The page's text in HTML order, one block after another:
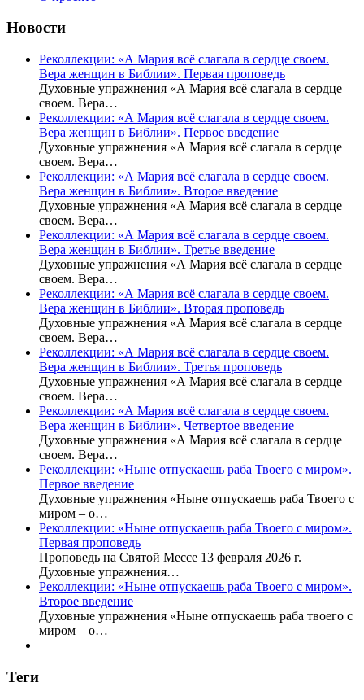
Новости
Реколлекции: «А Мария всё слагала в сердце своем.
Вера женщин в Библии». Первая проповедь
Духовные упражнения «А Мария всё слагала в сердце
своем. Вера…
Реколлекции: «А Мария всё слагала в сердце своем.
Вера женщин в Библии». Первое введение
Духовные упражнения «А Мария всё слагала в сердце
своем. Вера…
Реколлекции: «А Мария всё слагала в сердце своем.
Вера женщин в Библии». Второе введение
Духовные упражнения «А Мария всё слагала в сердце
своем. Вера…
Реколлекции: «А Мария всё слагала в сердце своем.
Вера женщин в Библии». Третье введение
Духовные упражнения «А Мария всё слагала в сердце
своем. Вера…
Реколлекции: «А Мария всё слагала в сердце своем.
Вера женщин в Библии». Вторая проповедь
Духовные упражнения «А Мария всё слагала в сердце
своем. Вера…
Реколлекции: «А Мария всё слагала в сердце своем.
Вера женщин в Библии». Третья проповедь
Духовные упражнения «А Мария всё слагала в сердце
своем. Вера…
Реколлекции: «А Мария всё слагала в сердце своем.
Вера женщин в Библии». Четвертое введение
Духовные упражнения «А Мария всё слагала в сердце
своем. Вера…
Реколлекции: «Ныне отпускаешь раба Твоего с миром».
Первое введение
Духовные упражнения «Ныне отпускаешь раба Твоего с
миром – о…
Реколлекции: «Ныне отпускаешь раба Твоего с миром».
Первая проповедь
Проповедь на Святой Мессе 13 февраля 2026 г.
Духовные упражнения…
Реколлекции: «Ныне отпускаешь раба Твоего с миром».
Второе введение
Духовные упражнения «Ныне отпускаешь раба твоего с
миром – о…
Теги